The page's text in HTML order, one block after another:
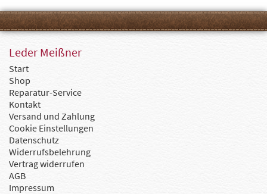
Leder Meißner
Start
Shop
Reparatur-Service
Kontakt
Versand und Zahlung
Cookie Einstellungen
Datenschutz
Widerrufsbelehrung
Vertrag widerrufen
AGB
Impressum